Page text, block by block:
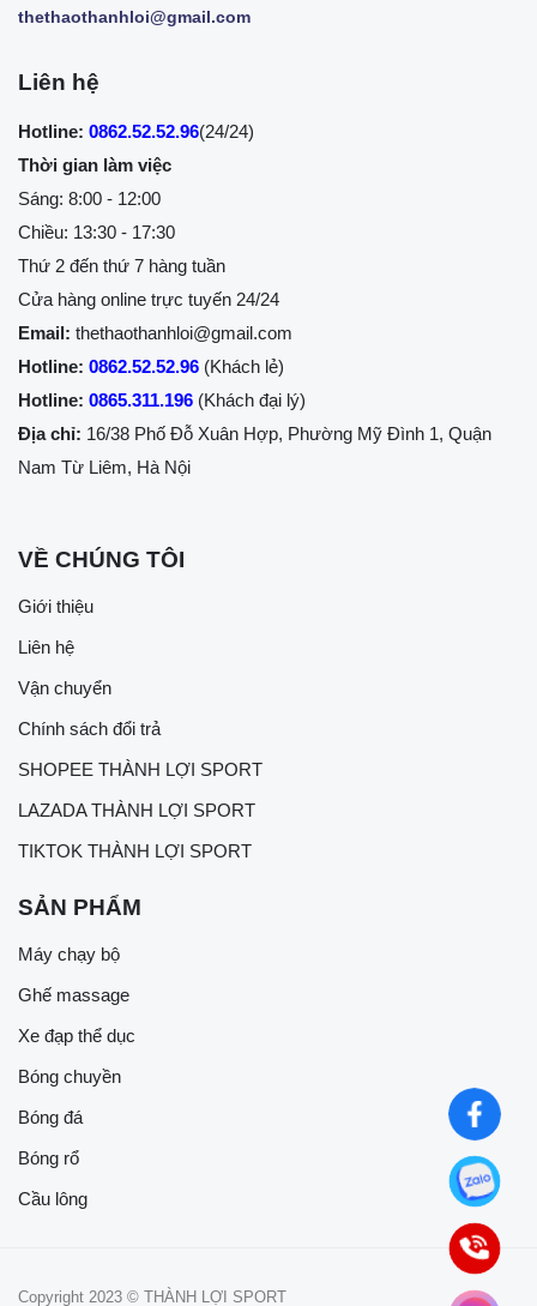
thethaothanhloi@gmail.com
Liên hệ
Hotline: 0862.52.52.96(24/24)
Thời gian làm việc
Sáng: 8:00 - 12:00
Chiều: 13:30 - 17:30
Thứ 2 đến thứ 7 hàng tuần
Cửa hàng online trực tuyến 24/24
Email: thethaothanhloi@gmail.com
Hotline: 0862.52.52.96 (Khách lẻ)
Hotline: 0865.311.196 (Khách đại lý)
Địa chỉ: 16/38 Phố Đỗ Xuân Hợp, Phường Mỹ Đình 1, Quận
Nam Từ Liêm, Hà Nội
VỀ CHÚNG TÔI
Giới thiệu
Liên hệ
Vận chuyển
Chính sách đổi trả
SHOPEE THÀNH LỢI SPORT
LAZADA THÀNH LỢI SPORT
TIKTOK THÀNH LỢI SPORT
SẢN PHẨM
Máy chạy bộ
Ghế massage
Xe đạp thể dục
Bóng chuyền
Bóng đá
Bóng rổ
Cầu lông
Copyright 2023 © THÀNH LỢI SPORT